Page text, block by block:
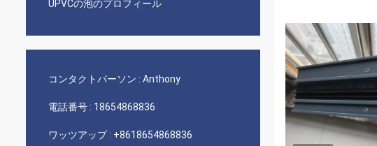
UPVCの泡のプロフィール
コンタクトパーソン : Anthony
電話番号 : 18654868836
ワッツアップ : +8618654868836